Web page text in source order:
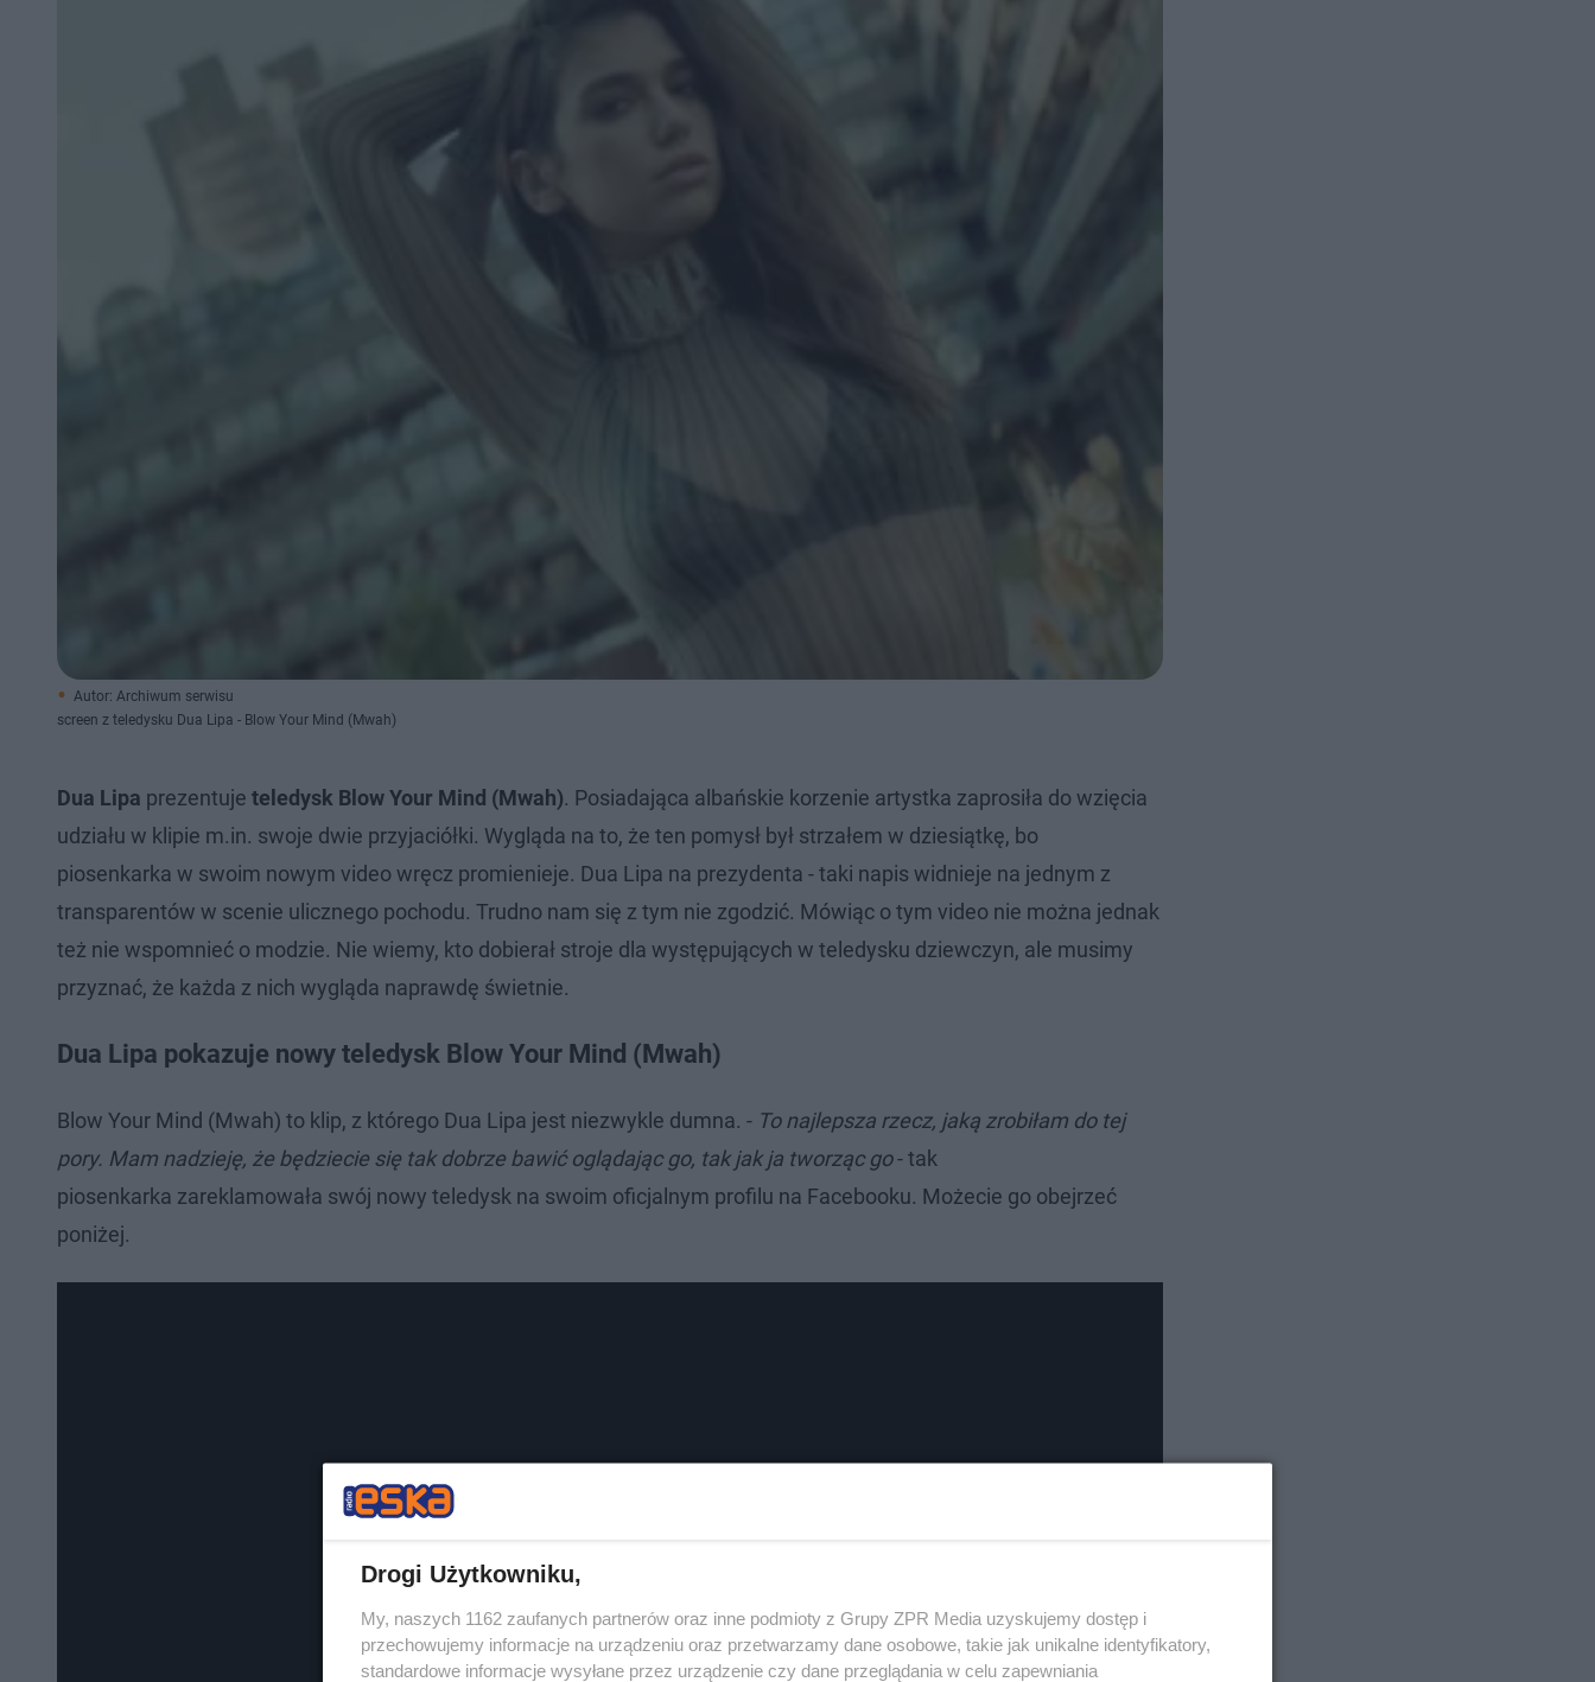
Autor: Archiwum serwisu
screen z teledysku Dua Lipa - Blow Your Mind (Mwah)
Dua Lipa prezentuje teledysk Blow Your Mind (Mwah). Posiadająca albańskie korzenie artystka zaprosiła do wzięcia
udziału w klipie m.in. swoje dwie przyjaciółki. Wygląda na to, że ten pomysł był strzałem w dziesiątkę, bo
piosenkarka w swoim nowym video wręcz promienieje. Dua Lipa na prezydenta - taki napis widnieje na jednym z
transparentów w scenie ulicznego pochodu. Trudno nam się z tym nie zgodzić. Mówiąc o tym video nie można jednak
też nie wspomnieć o modzie. Nie wiemy, kto dobierał stroje dla występujących w teledysku dziewczyn, ale musimy
przyznać, że każda z nich wygląda naprawdę świetnie.
Dua Lipa pokazuje nowy teledysk Blow Your Mind (Mwah)
Blow Your Mind (Mwah) to klip, z którego Dua Lipa jest niezwykle dumna. - To najlepsza rzecz, jaką zrobiłam do tej
pory. Mam nadzieję, że będziecie się tak dobrze bawić oglądając go, tak jak ja tworząc go- tak
piosenkarka zareklamowała swój nowy teledysk na swoim oficjalnym profilu na Facebooku. Możecie go obejrzeć
poniżej.
Drogi Użytkowniku,
My, naszych 1162 zaufanych partnerów oraz inne podmioty z Grupy ZPR Media uzyskujemy dostęp i
przechowujemy informacje na urządzeniu oraz przetwarzamy dane osobowe, takie jak unikalne identyfikatory,
standardowe informacje wysyłane przez urządzenie czy dane przeglądania w celu zapewniania